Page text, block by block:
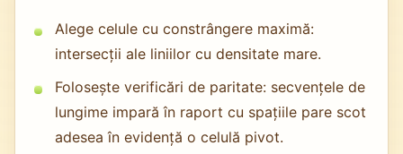
Alege celule cu constrângere maximă:
intersecții ale liniilor cu densitate mare.
Folosește verificări de paritate: secvențele de
lungime impară în raport cu spațiile pare scot
adesea în evidență o celulă pivot.